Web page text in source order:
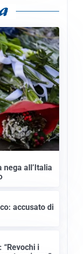
nega all’Italia
accusato di
“Revochi i